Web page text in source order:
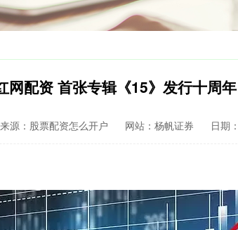
网配资 首张专辑《15》发行十周
来源：股票配资怎么开户 网站：杨帆证券 日期